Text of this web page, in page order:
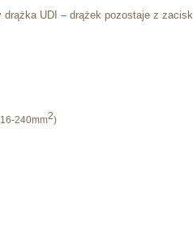
UDI – drążek pozostaje z
240mm2)